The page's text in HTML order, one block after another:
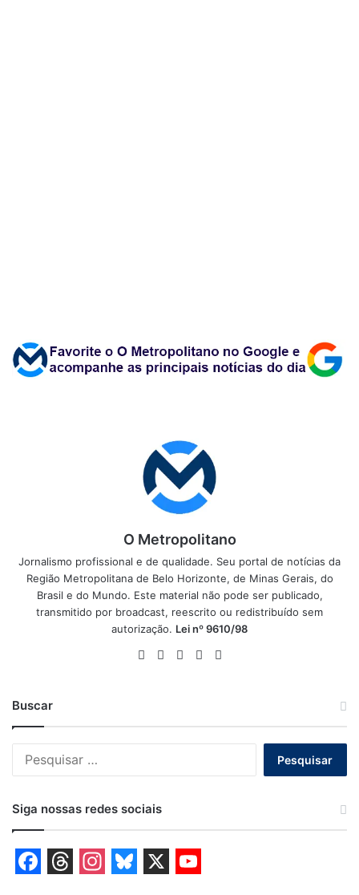
O Metropolitano
Jornalismo profissional e de qualidade. Seu portal de notícias da
Região Metropolitana de Belo Horizonte, de Minas Gerais, do
Brasil e do Mundo. Este material não pode ser publicado,
transmitido por broadcast, reescrito ou redistribuído sem
autorização. Lei nº 9610/98
WebsiteFacebook
X YouTube
Buscar
Siga nossas redes sociais